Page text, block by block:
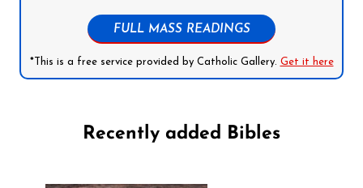
FULL MASS READINGS
*This is a free service provided by Catholic Gallery. Get it here
Recently added Bibles